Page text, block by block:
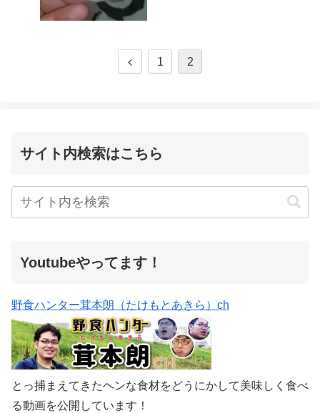
1 2
サイト内検索はこちら
Youtubeやってます！
野食ハンター茸本朗（たけもとあきら）ch
とっ捕まえてきたヘンな食材をどうにかして美味しく食べ
る動画を公開しています！